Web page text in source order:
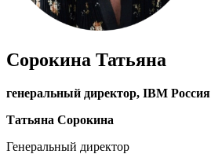
Сорокина Татьяна
генеральный директор, IBM Россия
Татьяна Сорокина
Генеральный директор